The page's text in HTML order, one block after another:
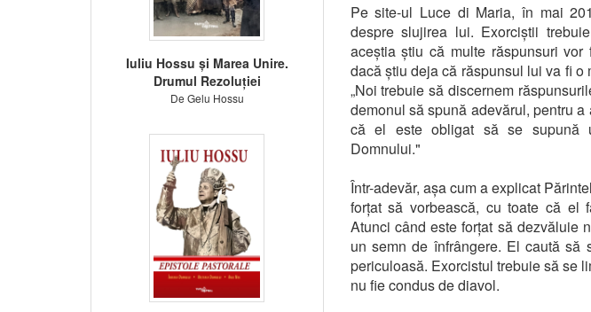
Iuliu Hossu și Marea Unire.
Drumul Rezoluției
De Gelu Hossu
Pe site-ul Luce di Maria, în mai
despre slujirea lui. Exorciștii
aceștia știu că multe răspunsuri
dacă știu deja că răspunsul lui va fi
„Noi trebuie să discernem
demonul să spună adevărul, pentru
că el este obligat să se supună
Domnului."
Într-adevăr, așa cum a explicat
forțat să vorbească, cu toate că el
Atunci când este forțat să dezvăluie
un semn de înfrângere. El caută să
periculoasă. Exorcistul trebuie să se
nu fie condus de diavol.